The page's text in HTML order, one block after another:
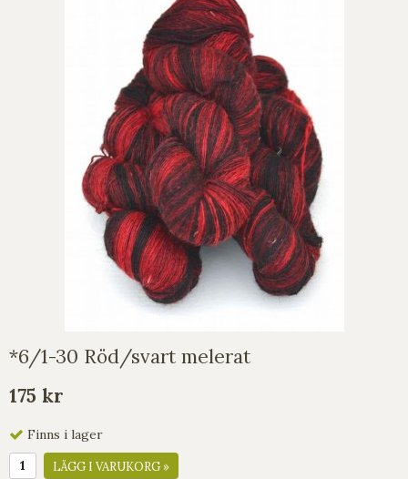
*6/1-30 Röd/svart melerat
175 kr
Finns i lager
LÄGG I VARUKORG »